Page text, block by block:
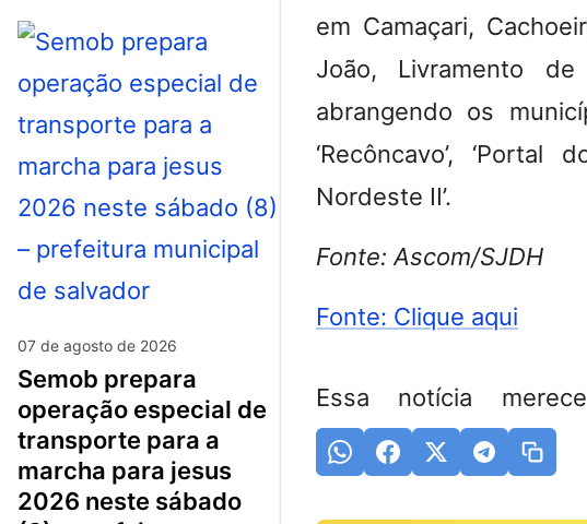
07 de agosto de 2026
semob prepara
operação especial de
transporte para a
marcha para jesus
2026 neste sábado
em Camaçari,
João, Livramento de
abrangendo os
‘Recôncavo’, ‘Portal
Nordeste II’.
Fonte: Ascom/SJDH
Fonte: Clique aqui
Essa notícia